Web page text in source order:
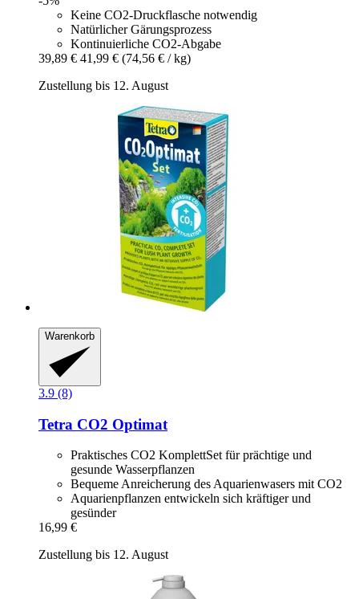
Keine CO2-Druckflasche notwendig
Natürlicher Gärungsprozess
Kontinuierliche CO2-Abgabe
39,89 € 41,99 € (74,56 € / kg)
Zustellung bis 12. August
Warenkorb
3.9 (8)
Tetra CO2 Optimat
Praktisches CO2 KomplettSet für prächtige und
gesunde Wasserpflanzen
Bequeme Anreicherung des Aquarienwasers mit CO2
Aquarienpflanzen entwickeln sich kräftiger und
gesünder
16,99 €
Zustellung bis 12. August